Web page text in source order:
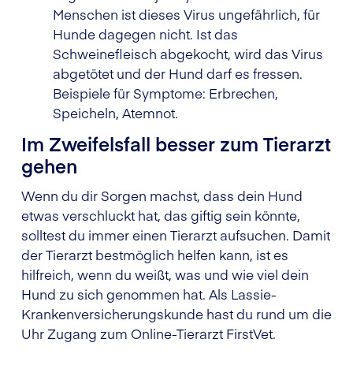
Menschen ist dieses Virus ungefährlich, für
Hunde dagegen nicht. Ist das
Schweinefleisch abgekocht, wird das Virus
abgetötet und der Hund darf es fressen.
Beispiele für Symptome: Erbrechen,
Speicheln, Atemnot.
Im Zweifelsfall besser zum Tierarzt
gehen
Wenn du dir Sorgen machst, dass dein Hund
etwas verschluckt hat, das giftig sein könnte,
solltest du immer einen Tierarzt aufsuchen. Damit
der Tierarzt bestmöglich helfen kann, ist es
hilfreich, wenn du weißt, was und wie viel dein
Hund zu sich genommen hat. Als Lassie-
Krankenversicherungskunde hast du rund um die
Uhr Zugang zum Online-Tierarzt FirstVet.